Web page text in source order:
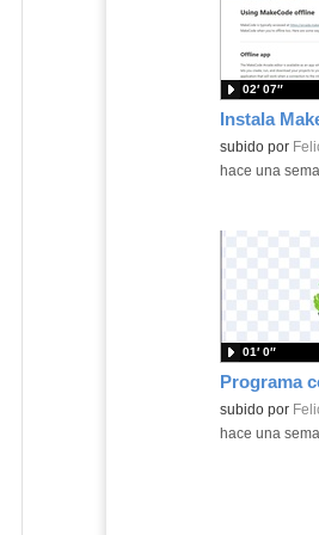
Contenido
subido por
02′ 07″
-hace una
Contenido
subido por
01′ 0″
-hace una